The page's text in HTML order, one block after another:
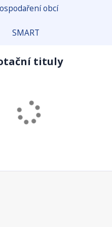
obcí
SMART
tituly